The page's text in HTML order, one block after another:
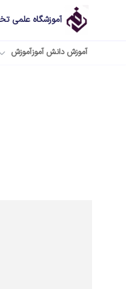
آموزشگاه علمی
آموزش دانش آموزآموزش